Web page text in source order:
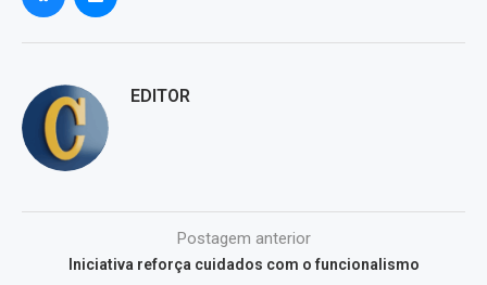
EDITOR
Postagem anterior
Iniciativa reforça cuidados com o funcionalismo